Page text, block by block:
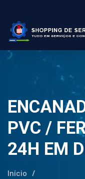
PVC /
24H EM
Início
/